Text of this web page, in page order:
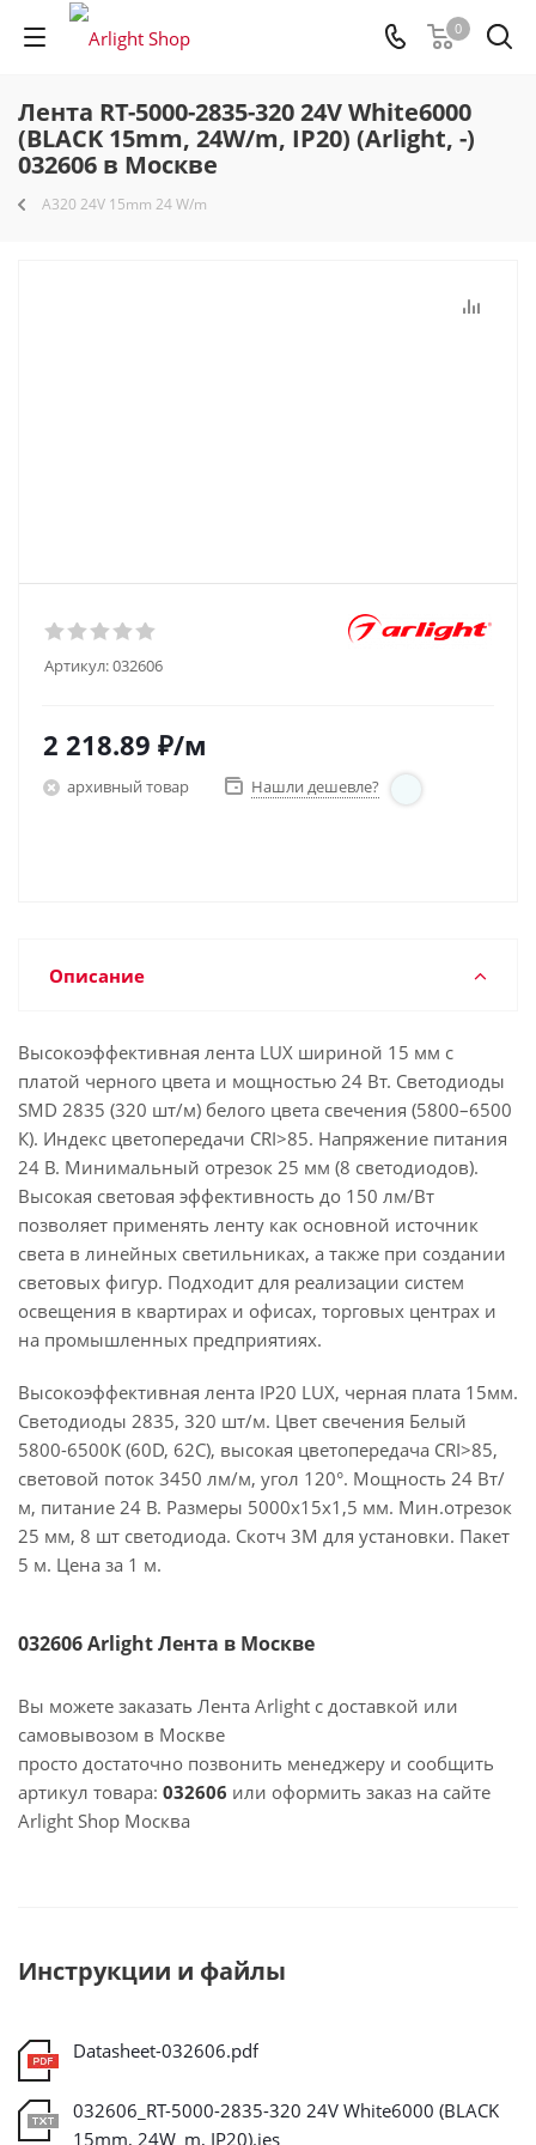
0
Лента RT-5000-2835-320 24V White6000
(BLACK 15mm, 24W/m, IP20) (Arlight, -)
032606 в Москве
A320 24V 15mm 24 W/m
Артикул:032606
2 218.89 ₽/м
архивный товар Нашли дешевле?
Описание
Высокоэффективная лента LUX шириной 15 мм с
платой черного цвета и мощностью 24 Вт. Светодиоды
SMD 2835 (320 шт/м) белого цвета свечения (5800–6500
К). Индекс цветопередачи CRI>85. Напряжение питания
24 В. Минимальный отрезок 25 мм (8 светодиодов).
Высокая световая эффективность до 150 лм/Вт
позволяет применять ленту как основной источник
света в линейных светильниках, а также при создании
световых фигур. Подходит для реализации систем
освещения в квартирах и офисах, торговых центрах и
на промышленных предприятиях.
Высокоэффективная лента IP20 LUX, черная плата 15мм.
Светодиоды 2835, 320 шт/м. Цвет свечения Белый
5800-6500K (60D, 62C), высокая цветопередача CRI>85,
световой поток 3450 лм/м, угол 120°. Мощность 24 Вт/
м, питание 24 В. Размеры 5000х15х1,5 мм. Мин.отрезок
25 мм, 8 шт светодиода. Скотч 3М для установки. Пакет
5 м. Цена за 1 м.
032606 Arlight Лента в Москве
Вы можете заказать Лента Arlight с доставкой или
самовывозом в Москве
просто достаточно позвонить менеджеру и сообщить
артикул товара: 032606 или оформить заказ на сайте
Arlight Shop Москва
Инструкции и файлы
Datasheet-032606.pdf
032606_RT-5000-2835-320 24V White6000 (BLACK
15mm, 24W_m, IP20).ies